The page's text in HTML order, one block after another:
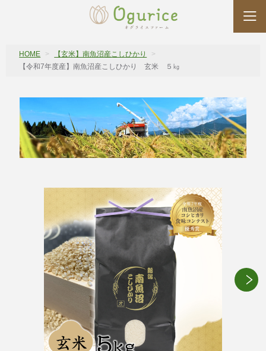
HOME
【玄米】南魚沼産こしひかり
【令和7年度産】南魚沼産こしひかり 玄米 ５㎏